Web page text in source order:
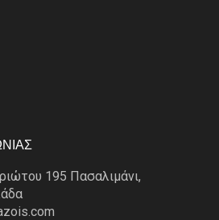
195 Πασαλιμάνι,